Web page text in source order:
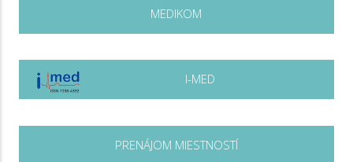
MEDIKOM
I-MED
PRENÁJOM MIESTNOSTÍ